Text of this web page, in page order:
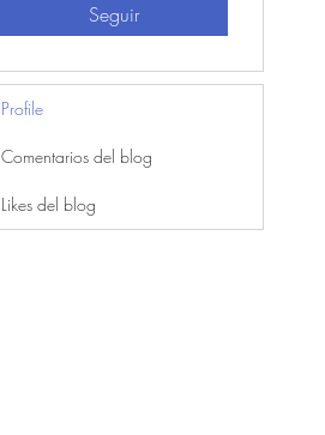
Seguir
Profile
Comentarios del blog
Likes del blog